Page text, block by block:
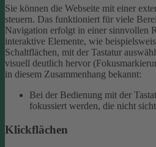
Sie können die Webseite mit einer
steuern. Das funktioniert für viele
Navigation erfolgt in einer sinnvollen
interaktive Elemente, wie
Schaltflächen, mit der Tastatur
visuell deutlich hervor
in diesem Zusammenhang bekannt:
Bei der Bedienung mit der
fokussiert werden, die nicht
Klickflächen